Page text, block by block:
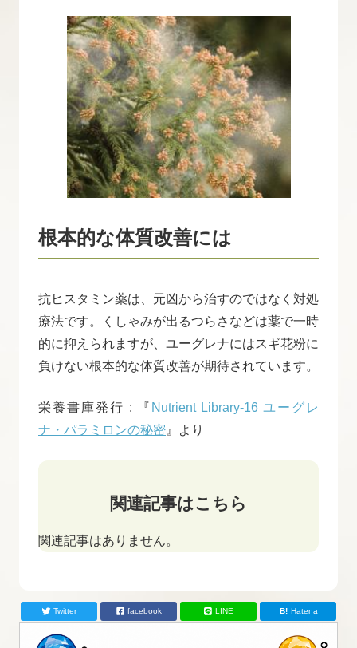
根本的な体質改善には
抗ヒスタミン薬は、元凶から治すのではなく対処
療法です。くしゃみが出るつらさなどは薬で一時
的に抑えられますが、ユーグレナにはスギ花粉に
負けない根本的な体質改善が期待されています。
栄養書庫発行 : 『 Nutrient Library-16 ユーグレ
ナ・パラミロンの秘密 』より
関連記事はこちら
関連記事はありません。
Twitter facebook LINE Hatena